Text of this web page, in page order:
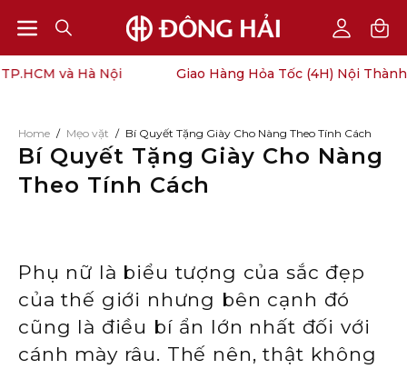
Open
navigation
OPEN
SEARCH
BAR
My
Account
và Hà Nội Giao Hàng Hỏa Tốc (4H) Nội Thành
Home / Mẹo vặt / Bí Quyết Tặng Giày Cho Nàng Theo Tính Cách
Bí Quyết Tặng Giày Cho Nàng
Theo Tính Cách
Phụ nữ là biểu tượng của sắc đẹp
của thế giới nhưng bên cạnh đó
cũng là điều bí ẩn lớn nhất đối với
cánh mày râu. Thế nên, thật không